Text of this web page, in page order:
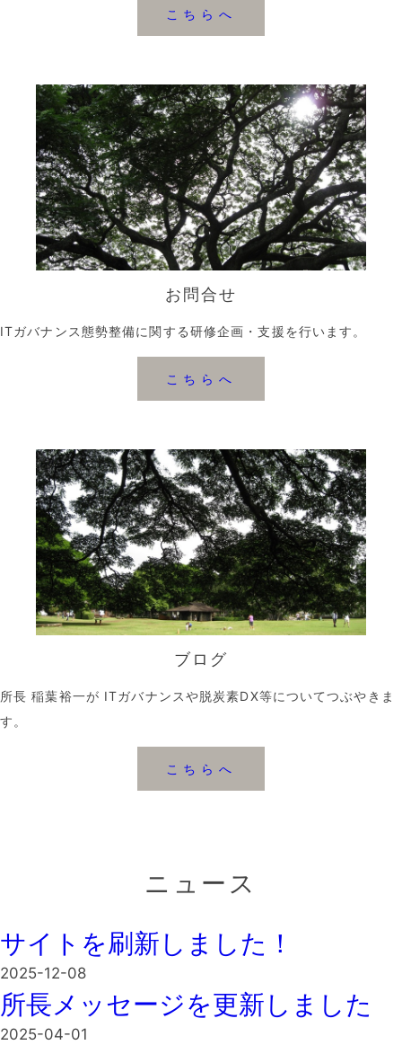
こちらへ
お問合せ
ITガバナンス態勢整備に関する研修企画・支援を行います。
こちらへ
ブログ
所長 稲葉裕一が ITガバナンスや脱炭素DX等についてつぶやきま
す。
こちらへ
ニュース
サイトを刷新しました！
2025-12-08
所長メッセージを更新しました
2025-04-01